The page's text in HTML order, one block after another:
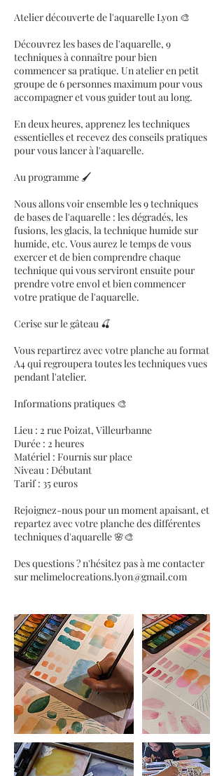
Atelier découverte de l'aquarelle Lyon 🎨
Découvrez les bases de l'aquarelle, 9
techniques à connaître pour bien
commencer sa pratique. Un atelier en petit
groupe de 6 personnes maximum pour vous
accompagner et vous guider tout au long.
En deux heures, apprenez les techniques
essentielles et recevez des conseils pratiques
pour vous lancer à l'aquarelle.
Au programme 🖌️
Nous allons voir ensemble les 9 techniques
de bases de l'aquarelle : les dégradés, les
fusions, les glacis, la technique humide sur
humide, etc. Vous aurez le temps de vous
exercer et de bien comprendre chaque
technique qui vous serviront ensuite pour
prendre votre envol et bien commencer
votre pratique de l'aquarelle.
Cerise sur le gâteau 🍒
Vous repartirez avec votre planche au format
A4 qui regroupera toutes les techniques vues
pendant l'atelier.
Informations pratiques 🎨
Lieu : 2 rue Poizat, Villeurbanne
Durée : 2 heures
Matériel : Fournis sur place
Niveau : Débutant
Tarif : 35 euros
Rejoignez-nous pour un moment apaisant, et
repartez avec votre planche des différentes
techniques d'aquarelle 🌸🎨
Des questions ? n'hésitez pas à me contacter
sur melimelocreations.lyon@gmail.com